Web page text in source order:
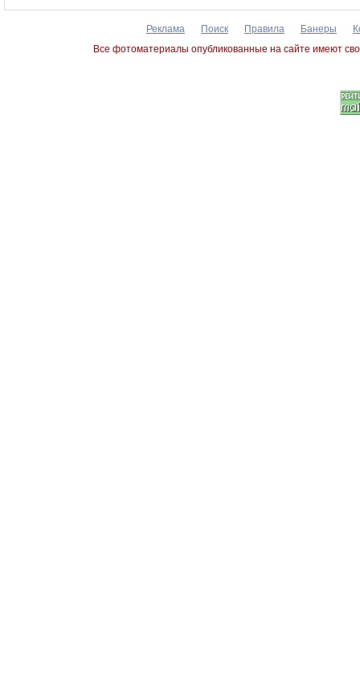
Реклама Поиск Правила Банеры
Все фотоматериалы опубликованные на сайте имеют